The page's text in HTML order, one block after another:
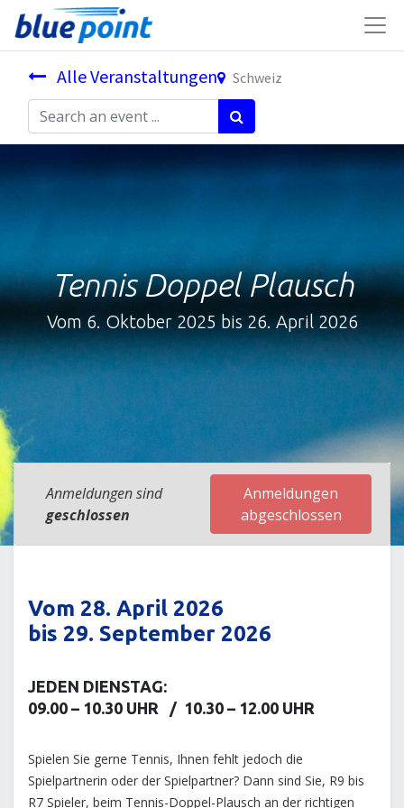
Alle Veranstaltungen Schweiz
Tennis Doppel Plausch
Vom 6. Oktober 2025 bis 26. April 2026
Anmeldungen sind
geschlossen
Anmeldungen
abgeschlossen
Vom 28. April 2026
bis 29. September 2026
JEDEN DIENSTAG:
09.00 – 10.30 UHR / 10.30 – 12.00 UHR
Spielen Sie gerne Tennis, Ihnen fehlt jedoch die
Spielpartnerin oder der Spielpartner? Dann sind Sie, R9 bis
R7 Spieler, beim Tennis-Doppel-Plausch an der richtigen